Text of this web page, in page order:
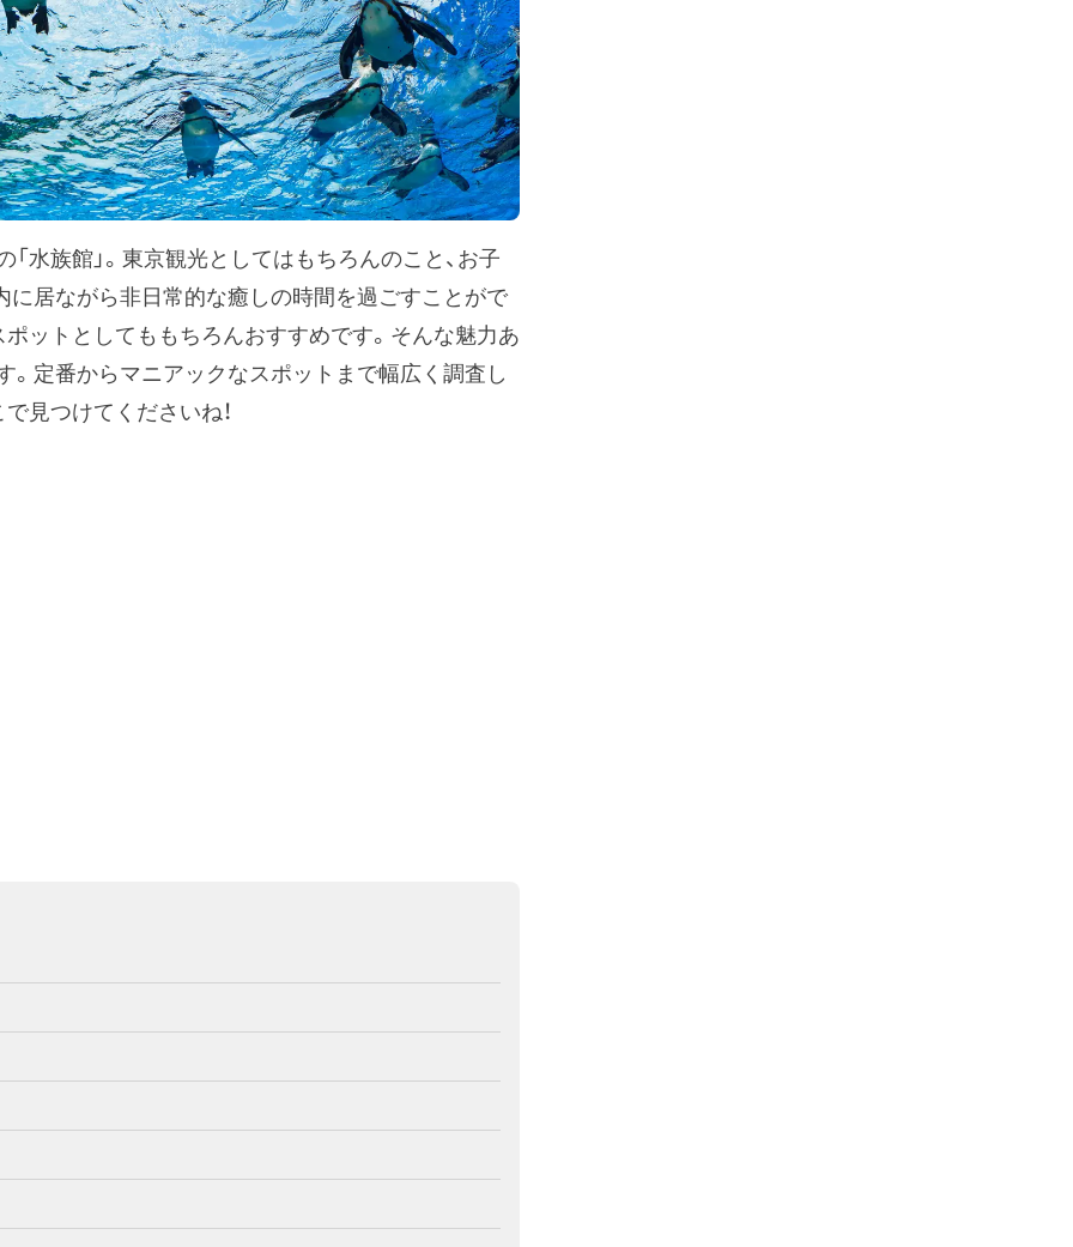
水族館」。東京観光としてはもちろんのこと、お子
に居ながら非日常的な癒しの時間を過ごすことがで
ットとしてももちろんおすすめです。そんな魅力あ
定番からマニアックなスポットまで幅広く調査し
見つけてくださいね！